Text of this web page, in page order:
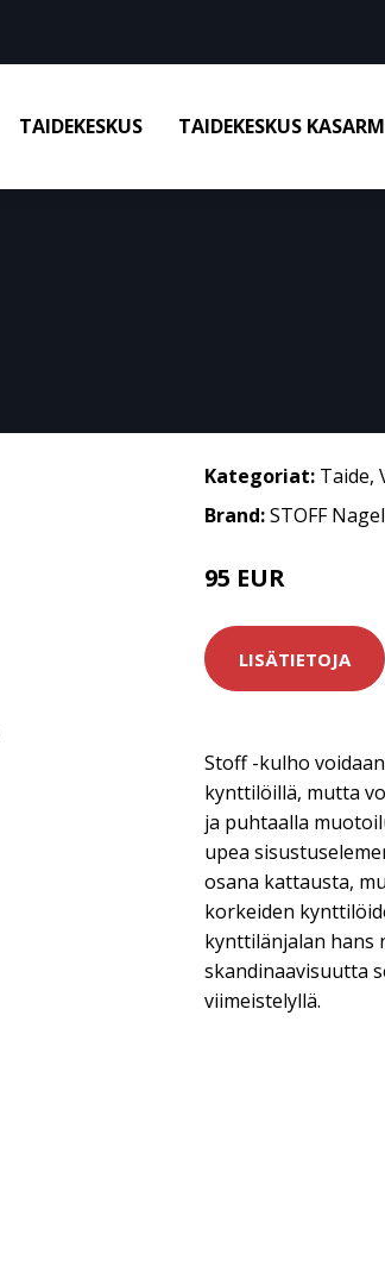
TAIDEKESKUS TAIDEKESKUS
Kategoriat: Taide,
Brand:STOFF Nagel
95 EUR
LISÄTIETOJA
Stoff -kulho
kynttilöillä, mutta
ja puhtaalla
upea
osana kattausta,
korkeiden
kynttilänjalan hans
skandinaavisuutta
viimeistelyllä.